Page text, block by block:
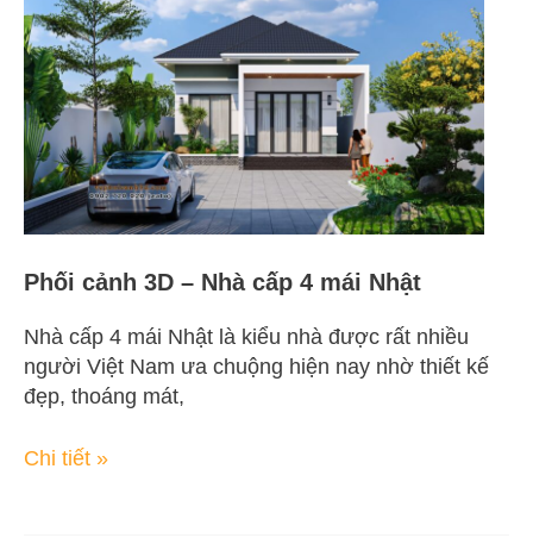
Phối cảnh 3D – Nhà cấp 4 mái Nhật
Nhà cấp 4 mái Nhật là kiểu nhà được rất nhiều
người Việt Nam ưa chuộng hiện nay nhờ thiết kế
đẹp, thoáng mát,
cảnh
3D
–
Nhà
cấp
mái
Nhật
Chi tiết »